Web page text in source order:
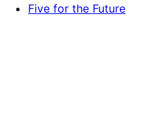
Five for the Future